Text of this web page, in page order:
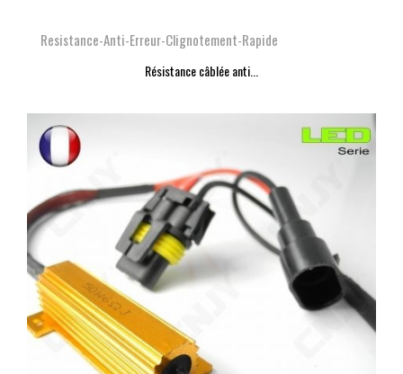
Resistance-Anti-Erreur-Clignotement-Rapide
Résistance câblée anti...